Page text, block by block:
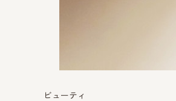
ビューティ